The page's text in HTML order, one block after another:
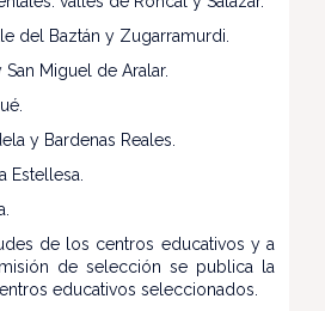
del Baztán y Zugarramurdi.
Miguel de Aralar.
y Bardenas Reales.
Estellesa.
de los centros educativos y a
de selección se publica la
educativos seleccionados.